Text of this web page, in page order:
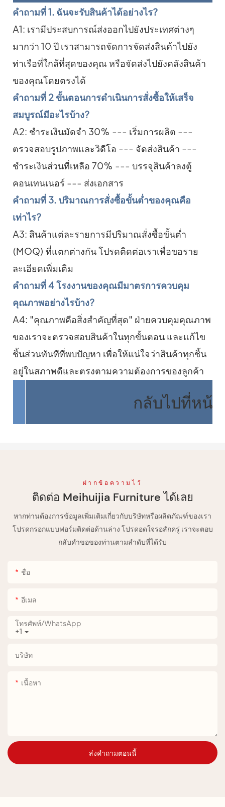
คำถามที่ 1. ฉันจะรับสินค้าได้อย่างไร?
A1: เรามีประสบการณ์ส่งออกไปยังประเทศต่างๆ
มากว่า 10 ปี เราสามารถจัดการจัดส่งสินค้าไปยัง
ท่าเรือที่ใกล้ที่สุดของคุณ หรือจัดส่งไปยังคลังสินค้า
ของคุณโดยตรงได้
คำถามที่ 2 ขั้นตอนการดำเนินการสั่งซื้อให้เสร็จ
สมบูรณ์มีอะไรบ้าง?
A2: ชำระเงินมัดจำ 30% --- เริ่มการผลิต ---
ตรวจสอบรูปภาพและวิดีโอ --- จัดส่งสินค้า ---
ชำระเงินส่วนที่เหลือ 70% --- บรรจุสินค้าลงตู้
คอนเทนเนอร์ --- ส่งเอกสาร
คำถามที่ 3. ปริมาณการสั่งซื้อขั้นต่ำของคุณคือ
เท่าไร?
A3: สินค้าแต่ละรายการมีปริมาณสั่งซื้อขั้นต่ำ
(MOQ) ที่แตกต่างกัน โปรดติดต่อเราเพื่อขอราย
ละเอียดเพิ่มเติม
คำถามที่ 4 โรงงานของคุณมีมาตรการควบคุม
คุณภาพอย่างไรบ้าง?
A4: "คุณภาพคือสิ่งสำคัญที่สุด" ฝ่ายควบคุมคุณภาพ
ของเราจะตรวจสอบสินค้าในทุกขั้นตอน และแก้ไข
ชิ้นส่วนทันทีที่พบปัญหา เพื่อให้แน่ใจว่าสินค้าทุกชิ้น
อยู่ในสภาพดีและตรงตามความต้องการของลูกค้า
กลับไปที่หน้า
ฝากข้อความไว้
ติดต่อ Meihuijia Furniture ได้เลย
หากท่านต้องการข้อมูลเพิ่มเติมเกี่ยวกับบริษัทหรือผลิตภัณฑ์ของเรา
โปรดกรอกแบบฟอร์มติดต่อด้านล่าง โปรดอดใจรอสักครู่ เราจะตอบ
กลับคำขอของท่านตามลำดับที่ได้รับ
ชื่อ
อีเมล
+1
โทรศัพท์/WhatsApp
บริษัท
เนื้อหา
ส่งคำถามตอนนี้